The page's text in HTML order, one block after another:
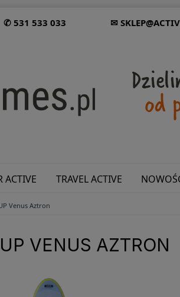
✆ 531 533 033 ✉
ACTIVE TRAVEL ACTIVE
SHOWROOM: ODWIEDŹ NAS NA
Venus Aztron
VENUS AZTRON